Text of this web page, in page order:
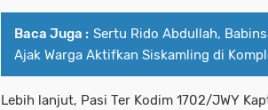
Baca Juga : Sertu Rido Abdullah,
Ajak Warga Aktifkan Siskamling di
Lebih lanjut, Pasi Ter Kodim 1702/JWY